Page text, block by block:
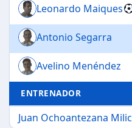
Leonardo Maiques
Antonio Segarra
Avelino Menéndez
ENTRENADOR
Juan Ochoantezana